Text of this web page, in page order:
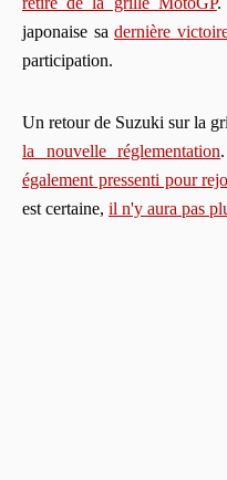
japonaise sa dernière
participation.
Un retour de Suzuki sur la
la nouvelle réglementation
également pressenti pour
est certaine, il n'y aura pas